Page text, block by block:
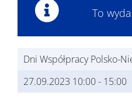
To
Dni Współpracy Polsko-
27.09.2023 10:00- 15:00